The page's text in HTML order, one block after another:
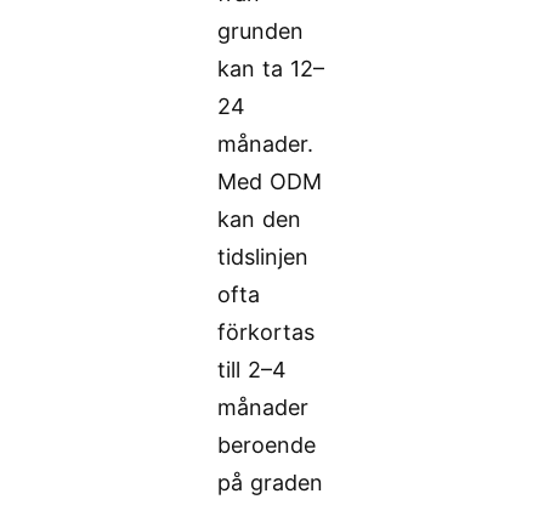
grunden
kan ta 12–
24
månader.
Med ODM
kan den
tidslinjen
ofta
förkortas
till 2–4
månader
beroende
på graden